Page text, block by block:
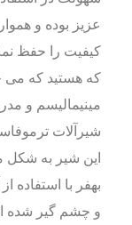
عزیز بوده و
کیفیت را حفظ
که هستید که می
مینیمالیسم و
شیرآلات
این شیر به
و چشم گیر شده